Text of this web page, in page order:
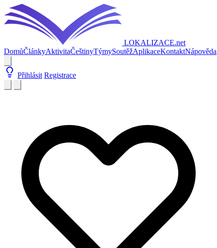
LOKALIZACE.net
DomůČlánkyAktivitaČeštinyTýmySoutěžAplikaceKontaktNápověda
Přihlásit Registrace